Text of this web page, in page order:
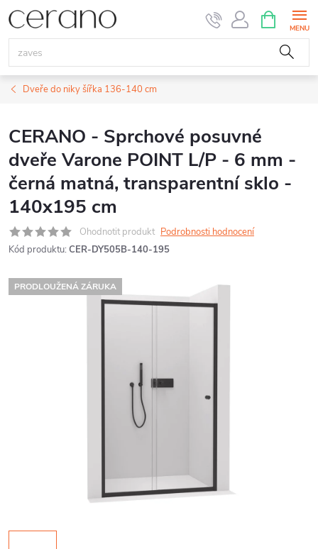
Přejít
na
obsah
NÁKUPNÍ
KOŠÍK
Dveře do niky šířka 136-140 cm
CERANO - Sprchové posuvné
dveře Varone POINT L/P - 6 mm -
černá matná, transparentní sklo -
140x195 cm
Ohodnotit produkt Podrobnosti hodnocení
Kód produktu: CER-DY505B-140-195
PRODLOUŽENÁ ZÁRUKA